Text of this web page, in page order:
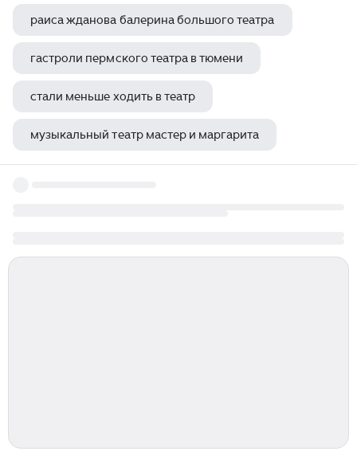
раиса жданова балерина большого театра
гастроли пермского театра в тюмени
стали меньше ходить в театр
музыкальный театр мастер и маргарита